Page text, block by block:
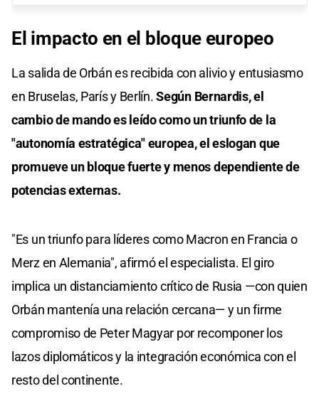
El impacto en el bloque europeo
La salida de Orbán es recibida con alivio y entusiasmo
en Bruselas, París y Berlín.Según Bernardis, el
cambio de mando es leído como un triunfo de la
"autonomía estratégica" europea, el eslogan que
promueve un bloque fuerte y menos dependiente de
potencias externas.
"Es un triunfo para líderes como Macron en Francia o
Merz en Alemania", afirmó el especialista. El giro
implica un distanciamiento crítico de Rusia —con quien
Orbán mantenía una relación cercana— y un firme
compromiso de Peter Magyar por recomponer los
lazos diplomáticos y la integración económica con el
resto del continente.